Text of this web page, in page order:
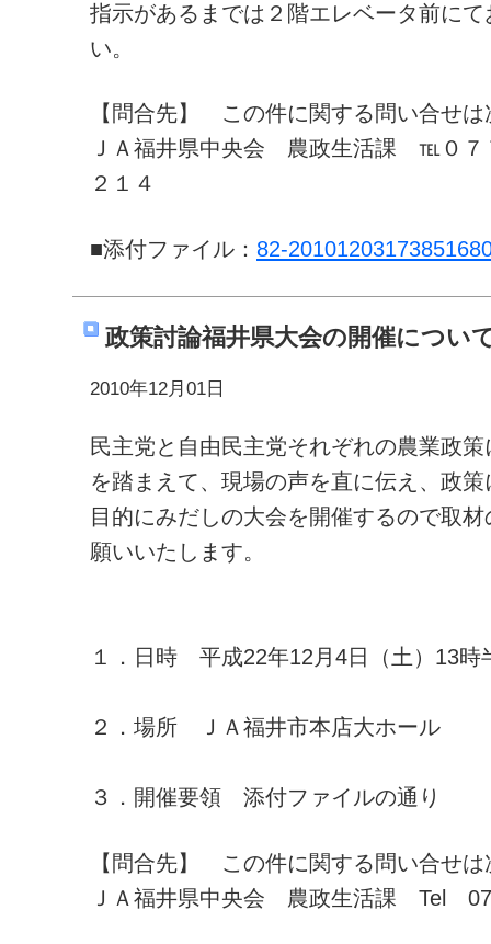
指示があるまでは２階エレベータ前に
い。
【問合先】 この件に関する問い合せは
ＪＡ福井県中央会 農政生活課 ℡０７
２１４
■添付ファイル： 82-
政策討論福井県大会の開催につい
2010年12月01日
民主党と自由民主党それぞれの農業政
を踏まえて、現場の声を直に伝え、政
目的にみだしの大会を開催するので取
願いいたします。
１．日時 平成22年12月4日（土）13時
２．場所 ＪＡ福井市本店大ホール
３．開催要領 添付ファイルの通り
【問合先】 この件に関する問い合せは
ＪＡ福井県中央会 農政生活課 Tel